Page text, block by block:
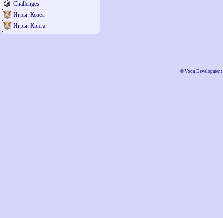
Challenges
Игры: Козёл
Игры: Кинга
© Voon Development